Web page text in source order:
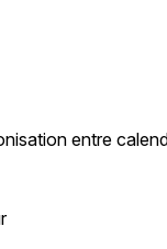
entre